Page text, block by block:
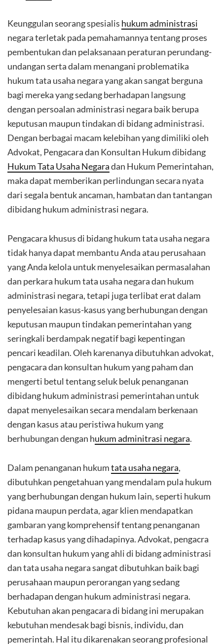
Keunggulan seorang spesialis hukum administrasi
negara terletak pada pemahamannya tentang proses
pembentukan dan pelaksanaan peraturan perundang-
undangan serta dalam menangani problematika
hukum tata usaha negara yang akan sangat berguna
bagi mereka yang sedang berhadapan langsung
dengan persoalan administrasi negara baik berupa
keputusan maupun tindakan di bidang administrasi.
Dengan berbagai macam kelebihan yang dimiliki oleh
Advokat, Pengacara dan Konsultan Hukum dibidang
Hukum Tata Usaha Negaradan Hukum Pemerintahan,
maka dapat memberikan perlindungan secara nyata
dari segala bentuk ancaman, hambatan dan tantangan
dibidang hukum administrasi negara.
Pengacara khusus di bidang hukum tata usaha negara
tidak hanya dapat membantu Anda atau perusahaan
yang Anda kelola untuk menyelesaikan permasalahan
dan perkara hukum tata usaha negara dan hukum
administrasi negara, tetapi juga terlibat erat dalam
penyelesaian kasus-kasus yang berhubungan dengan
keputusan maupun tindakan pemerintahan yang
seringkali berdampak negatif bagi kepentingan
pencari keadilan. Oleh karenanya dibutuhkan advokat,
pengacara dan konsultan hukum yang paham dan
mengerti betul tentang seluk beluk penanganan
dibidang hukum administrasi pemerintahan untuk
dapat menyelesaikan secara mendalam berkenaan
dengan kasus atau peristiwa hukum yang
berhubungan dengan hukum adminitrasi negara.
Dalam penanganan hukumtata usaha negara,
dibutuhkan pengetahuan yang mendalam pula hukum
yang berhubungan dengan hukum lain, seperti hukum
pidana maupun perdata, agar klien mendapatkan
gambaran yang komprehensif tentang penanganan
terhadap kasus yang dihadapinya. Advokat, pengacra
dan konsultan hukum yang ahli di bidang administrasi
dan tata usaha negara sangat dibutuhkan baik bagi
perusahaan maupun perorangan yang sedang
berhadapan dengan hukum administrasi negara.
Kebutuhan akan pengacara di bidang ini merupakan
kebutuhan mendesak bagi bisnis, individu, dan
pemerintah. Hal itu dikarenakan seorang profesional